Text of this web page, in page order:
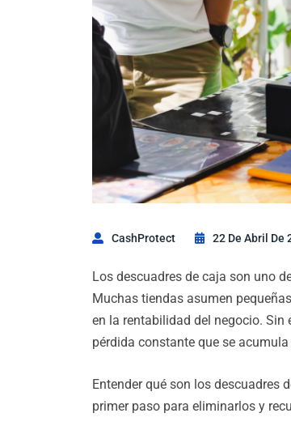
CashProtect 22 De Abril De
Los descuadres de caja son uno
Muchas tiendas asumen
en la rentabilidad del negocio. Sin
pérdida constante que se
Entender qué son los descuadres
primer paso para eliminarlos y